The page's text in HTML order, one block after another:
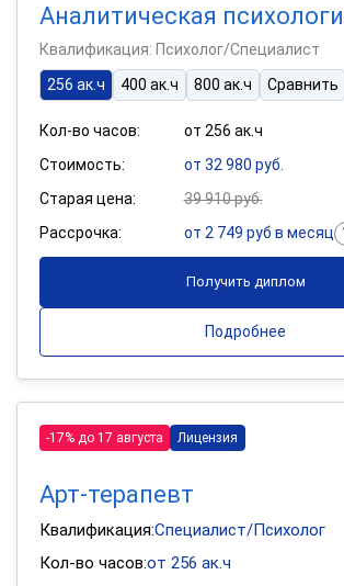
Аналитическая
Квалификация: Психолог/Специалист
256 ак.ч
400 ак.ч 800 ак.ч Сравнить
Кол-во часов:
от 256 ак.ч
Стоимость:
от 32 980 руб.
Старая цена:
39 910 руб.
Рассрочка:
от 2 749 руб в месяц
Получить диплом
Подробнее
-17% до 17 августа Лицензия
Арт-терапевт
Квалификация:Специалист/Психолог
Кол-во часов:от 256 ак.ч